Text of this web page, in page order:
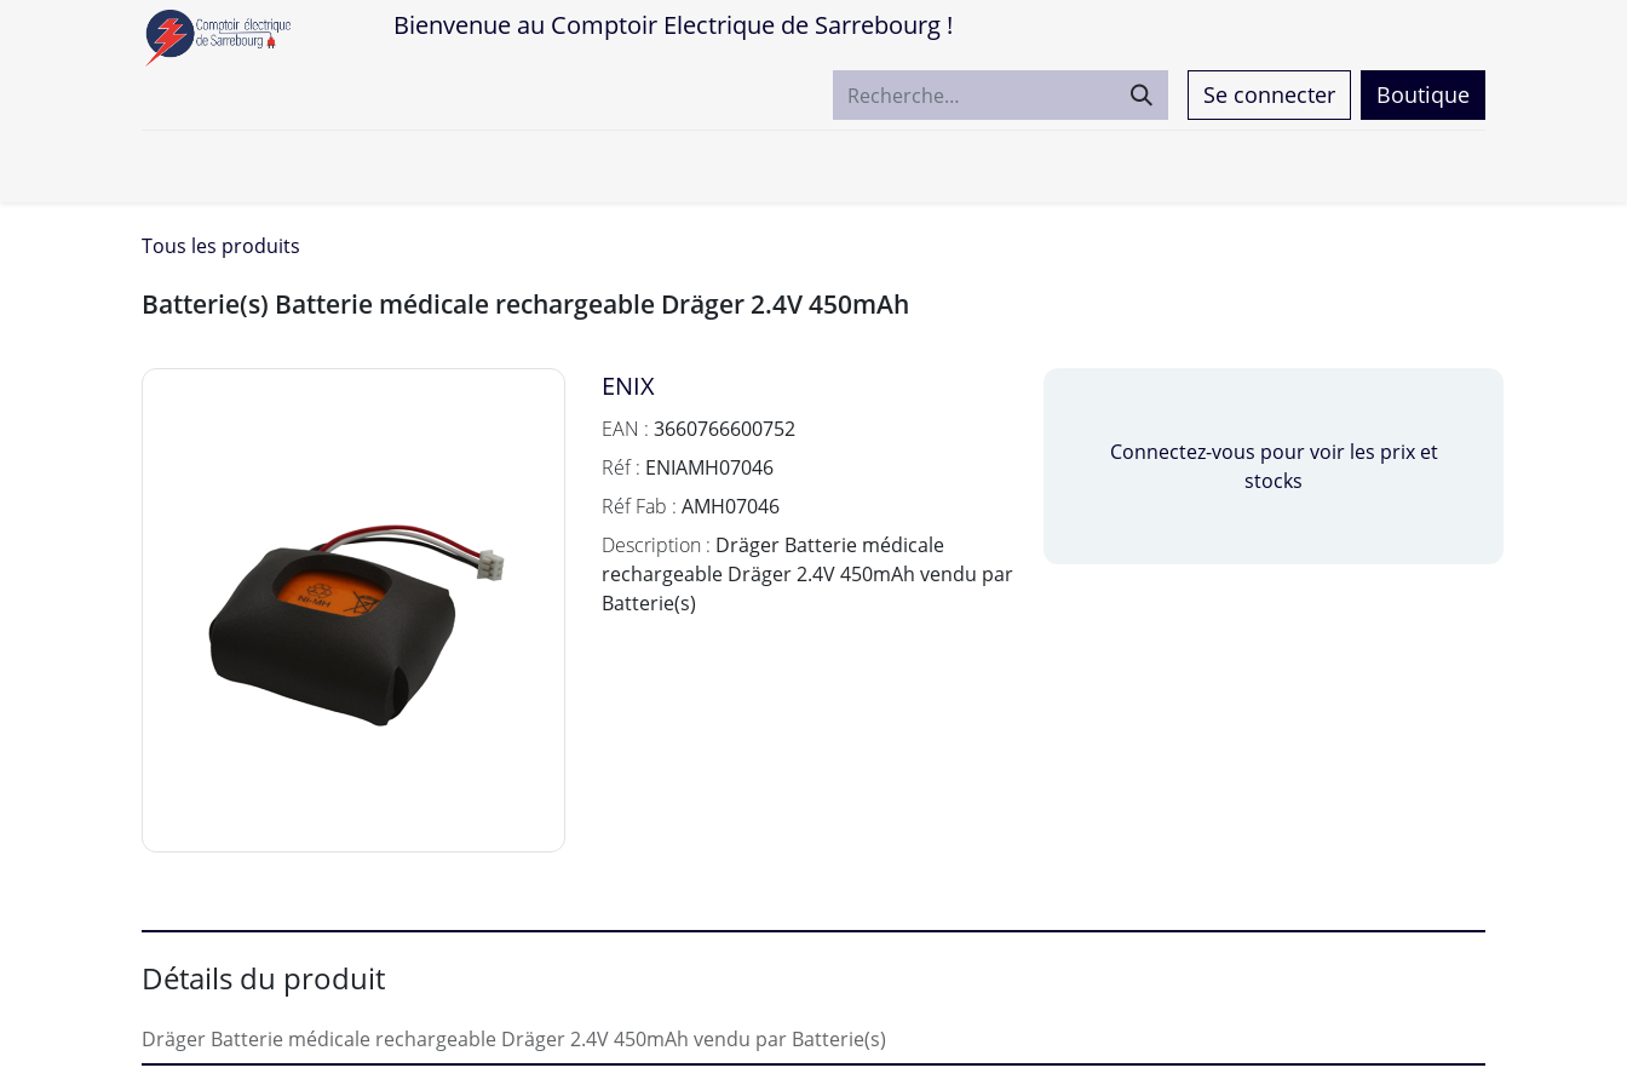
Bienvenue au Comptoir Electrique de Sarrebourg !
Se connecter Boutique
Tous les produits
Batterie(s) Batterie médicale rechargeable Dräger 2.4V 450mAh
ENIX
EAN : 3660766600752
Réf : ENIAMH07046
Réf Fab : AMH07046
Description : Dräger Batterie médicale
rechargeable Dräger 2.4V 450mAh vendu par
Batterie(s)
Connectez-vous pour voir les prix et
stocks
Détails du produit
Dräger Batterie médicale rechargeable Dräger 2.4V 450mAh vendu par Batterie(s)